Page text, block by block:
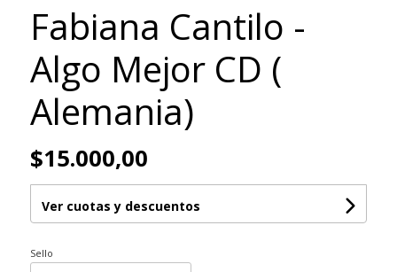
Fabiana Cantilo -
Algo Mejor CD (
Alemania)
$15.000,00
Ver cuotas y descuentos
Sello